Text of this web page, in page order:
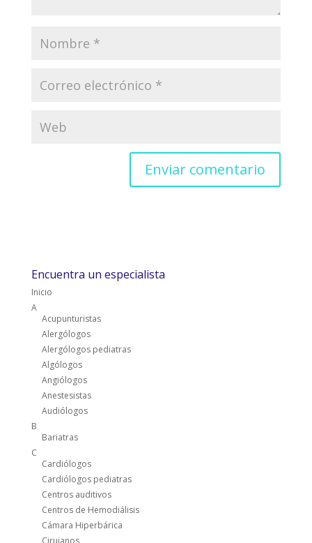
Encuentra un especialista
Inicio
A
Acupunturistas
Alergólogos
Alergólogos pediatras
Algólogos
Angiólogos
Anestesistas
Audiólogos
B
Bariatras
C
Cardiólogos
Cardiólogos pediatras
Centros auditivos
Centros de Hemodiálisis
Cámara Hiperbárica